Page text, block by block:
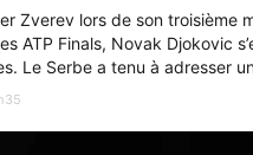
Zverev lors de son troisième
ATP Finals, Novak Djokovic
Le Serbe a tenu à adresser